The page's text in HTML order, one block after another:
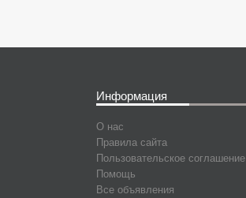
Информация
О нас
Правила сайта
Пользовательское соглашение
Помощь
Все объявления